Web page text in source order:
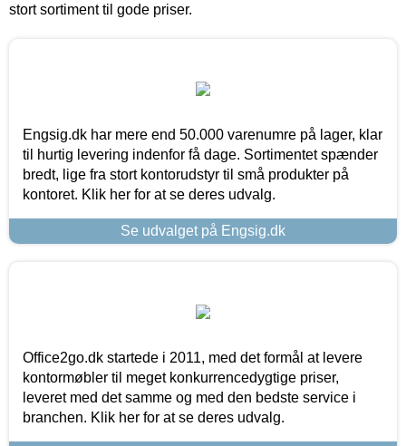
stort sortiment til gode priser.
Engsig.dk har mere end 50.000 varenumre på lager, klar
til hurtig levering indenfor få dage. Sortimentet spænder
bredt, lige fra stort kontorudstyr til små produkter på
kontoret. Klik her for at se deres udvalg.
Se udvalget på Engsig.dk
Office2go.dk startede i 2011, med det formål at levere
kontormøbler til meget konkurrencedygtige priser,
leveret med det samme og med den bedste service i
branchen. Klik her for at se deres udvalg.